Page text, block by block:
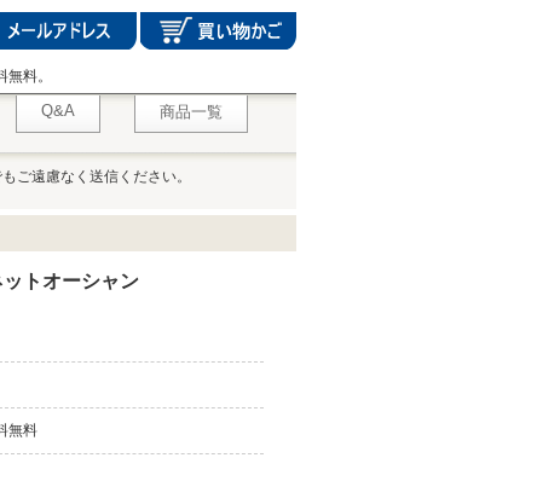
料。
Q&A 商品一覧
ご遠慮なく送信ください。
トオーシャン
無料